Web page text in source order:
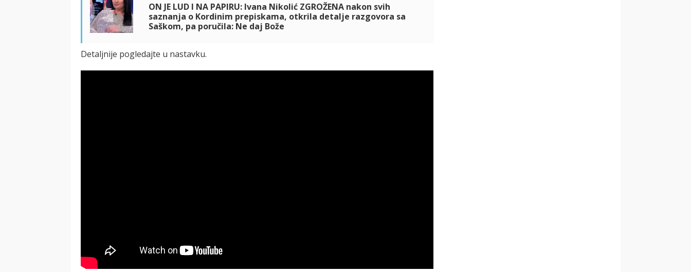
ON JE LUD I NA PAPIRU: Ivana Nikolić ZGROŽENA nakon svih
saznanja o Kordinim prepiskama, otkrila detalje razgovora sa
Saškom, pa poručila: Ne daj Bože
Detaljnije pogledajte u nastavku.